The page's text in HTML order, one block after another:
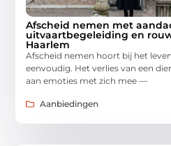
Afscheid nemen met
uitvaartbegeleiding en
Haarlem
Afscheid nemen hoort bij het
eenvoudig. Het verlies van een
aan emoties met zich mee —
Aanbiedingen